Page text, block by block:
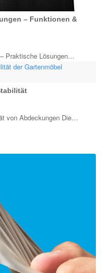
– Funktionen &
Praktische Lösungen…
von Abdeckungen Die…